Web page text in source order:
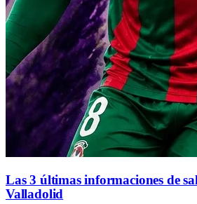
Las 3 últimas informaciones de
Valladolid